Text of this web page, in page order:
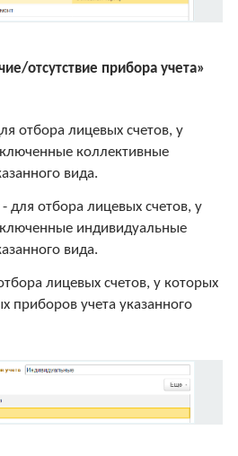
отсутствие прибора учета»
отбора лицевых счетов, у
коллективные
вида.
для отбора лицевых счетов, у
индивидуальные
вида.
лицевых счетов, у которых
приборов учета указанного